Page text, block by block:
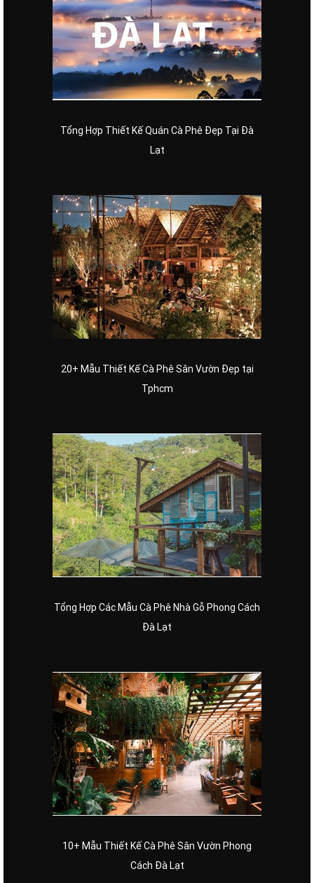
Tổng Hợp Thiết Kế Quán Cà Phê Đẹp Tại Đà
Lạt
20+ Mẫu Thiết Kế Cà Phê Sân Vườn Đẹp tại
Tphcm
Tổng Hợp Các Mẫu Cà Phê Nhà Gỗ Phong Cách
Đà Lạt
10+ Mẫu Thiết Kế Cà Phê Sân Vườn Phong
Cách Đà Lạt